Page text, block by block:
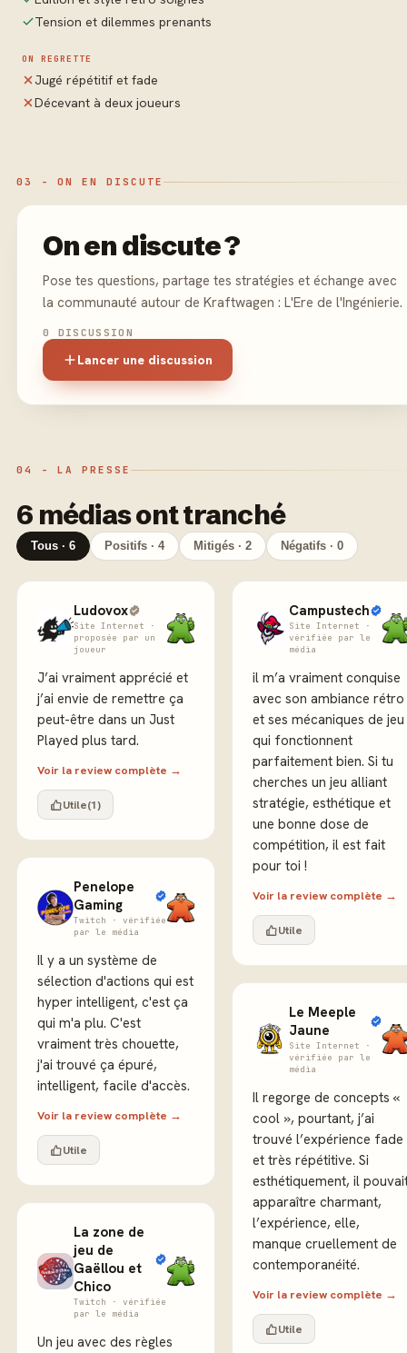
Tension et dilemmes prenants
ON REGRETTE
Jugé répétitif et fade
Décevant à deux joueurs
03 - ON EN DISCUTE
On en discute ?
Pose tes questions, partage tes stratégies et échange avec
la communauté autour de Kraftwagen : L'Ere de l'Ingénierie.
0 DISCUSSION
Lancer une discussion
04 - LA PRESSE
6 médias ont tranché
Tous · 6 Positifs · 4 Mitigés · 2 Négatifs · 0
Ludovox
Site Internet ·
proposée par un
joueur
J’ai vraiment apprécié et
j’ai envie de remettre ça
peut-être dans un Just
Played plus tard.
Voir la review complète →
Utile(1)
Penelope
Gaming
Twitch · vérifiée
par le média
Il y a un système de
sélection d'actions qui est
hyper intelligent, c'est ça
qui m'a plu. C'est
vraiment très chouette,
j'ai trouvé ça épuré,
intelligent, facile d'accès.
Voir la review complète →
Utile
La zone de
jeu de
Gaëllou et
Chico
Twitch · vérifiée
par le média
Un jeu avec des règles
Campustech
Site Internet ·
vérifiée par le
média
il m’a vraiment conquise
avec son ambiance rétro
et ses mécaniques de jeu
qui fonctionnent
parfaitement bien. Si tu
cherches un jeu alliant
stratégie, esthétique et
une bonne dose de
compétition, il est fait
pour toi !
Voir la review complète →
Utile
Le Meeple
Jaune
Site Internet ·
vérifiée par le
média
Il regorge de concepts «
cool », pourtant, j’ai
trouvé l’expérience fade
et très répétitive. Si
esthétiquement, il
apparaître charmant,
l’expérience, elle,
manque cruellement de
contemporanéité.
Voir la review complète →
Utile